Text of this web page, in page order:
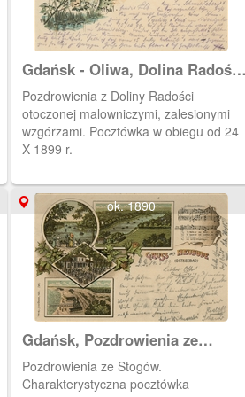
Gdańsk - Oliwa, Dolina Radości
(Freudental)
Pozdrowienia z Doliny Radości
otoczonej malowniczymi, zalesionymi
wzgórzami. Pocztówka w obiegu od 24
X 1899 r.
ok. 1890
Gdańsk, Pozdrowienia ze
Stogów
Pozdrowienia ze Stogów.
Charakterystyczna pocztówka